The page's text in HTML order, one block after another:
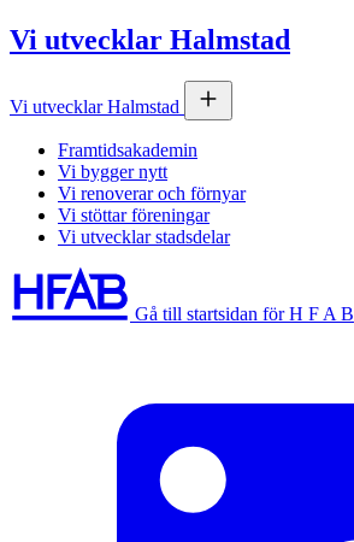
Vi utvecklar Halmstad
Vi utvecklar Halmstad
Framtidsakademin
Vi bygger nytt
Vi renoverar och förnyar
Vi stöttar föreningar
Vi utvecklar stadsdelar
Gå till startsidan för H F A B